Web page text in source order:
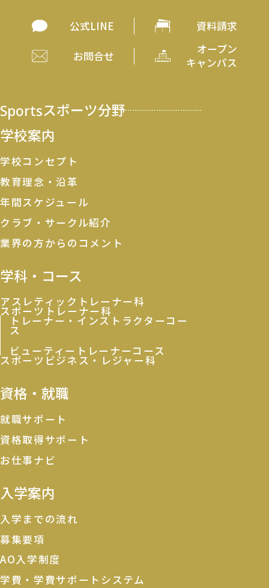
公式LINE 資料請求
お問合せ
オープン
キャンパス
Sportsスポーツ分野
学校案内
学校コンセプト
教育理念・沿革
年間スケジュール
クラブ・サークル紹介
業界の方からのコメント
学科・コース
アスレティックトレーナー科
スポーツトレーナー科
トレーナー・インストラクターコー
ス
ビューティートレーナーコース
スポーツビジネス・レジャー科
資格・就職
就職サポート
資格取得サポート
お仕事ナビ
入学案内
入学までの流れ
募集要項
AO入学制度
学費・学費サポートシステム